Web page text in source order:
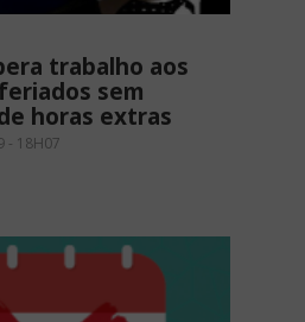
trabalho aos
sem
horas extras
- 18H07